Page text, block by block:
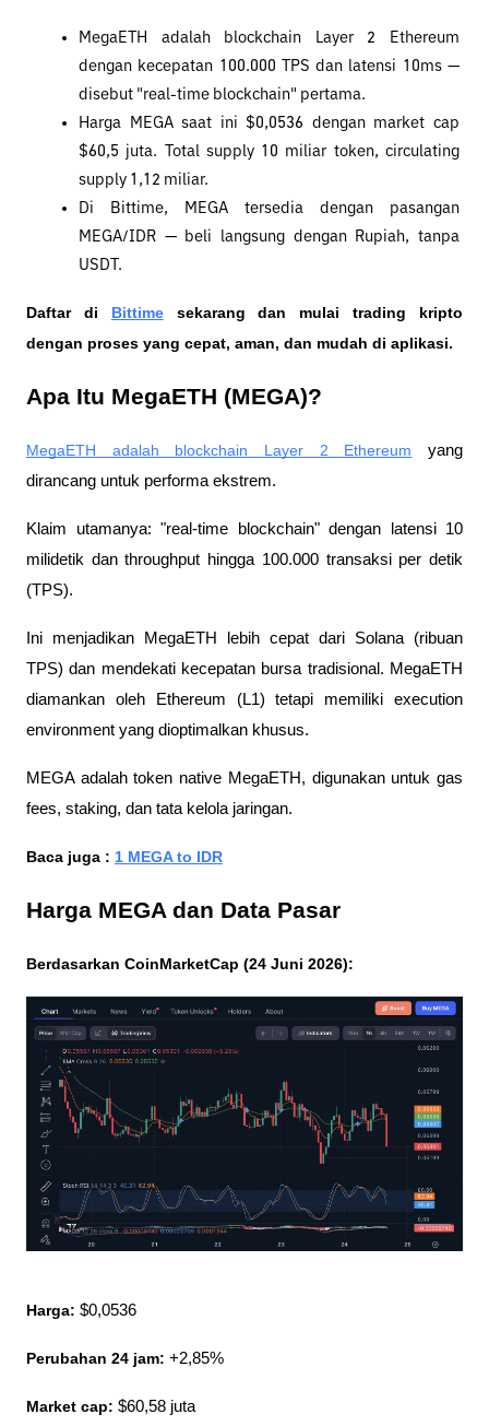
MegaETH adalah blockchain Layer 2 Ethereum
dengan kecepatan 100.000 TPS dan latensi 10ms —
disebut "real-time blockchain" pertama.
Harga MEGA saat ini $0,0536 dengan market cap
$60,5 juta. Total supply 10 miliar token, circulating
supply 1,12 miliar.
Di Bittime, MEGA tersedia dengan pasangan
MEGA/IDR — beli langsung dengan Rupiah, tanpa
USDT.
Daftar di Bittime sekarang dan mulai trading kripto
dengan proses yang cepat, aman, dan mudah di aplikasi.
Apa Itu MegaETH (MEGA)?
MegaETH adalah blockchain Layer 2 Ethereum yang
dirancang untuk performa ekstrem.
Klaim utamanya: "real-time blockchain" dengan latensi 10
milidetik dan throughput hingga 100.000 transaksi per detik
(TPS).
Ini menjadikan MegaETH lebih cepat dari Solana (ribuan
TPS) dan mendekati kecepatan bursa tradisional. MegaETH
diamankan oleh Ethereum (L1) tetapi memiliki execution
environment yang dioptimalkan khusus.
MEGA adalah token native MegaETH, digunakan untuk gas
fees, staking, dan tata kelola jaringan.
Baca juga : 1 MEGA to IDR
Harga MEGA dan Data Pasar
Berdasarkan CoinMarketCap (24 Juni 2026):
Harga: $0,0536
Perubahan 24 jam: +2,85%
Market cap: $60,58 juta